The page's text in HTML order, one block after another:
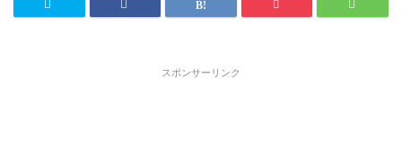
スポンサーリンク